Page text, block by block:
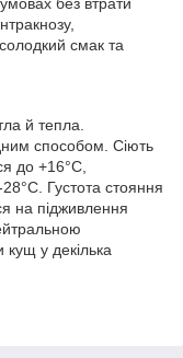
смак та
й тепла.
способом. Сіють
до +16°С,
Густота стояння
на підживлення
у декілька